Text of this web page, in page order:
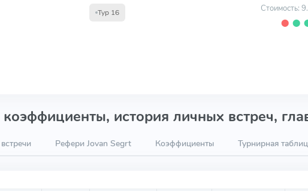
Тур 16
Стоимость:
⬤ ⬤
история личных встреч,
Рефери Jovan Segrt Коэффициенты Турнирная